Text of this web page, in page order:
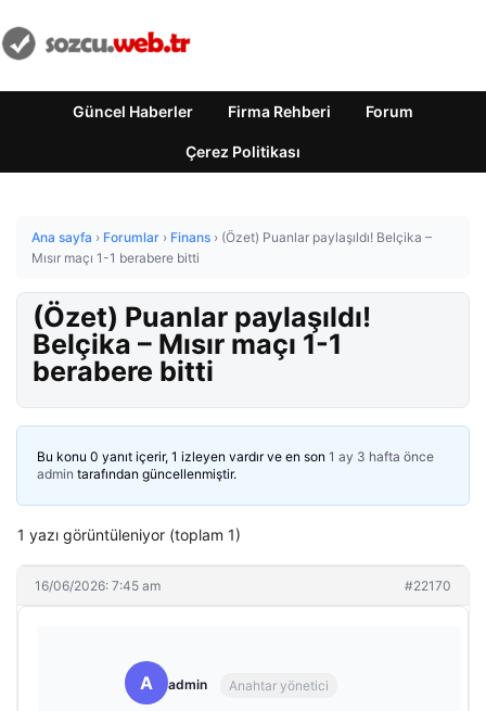
Güncel Haberler Firma Rehberi Forum
Çerez Politikası
Ana sayfa › Forumlar › Finans › (Özet) Puanlar paylaşıldı! Belçika –
Mısır maçı 1-1 berabere bitti
(Özet) Puanlar paylaşıldı!
Belçika – Mısır maçı 1-1
berabere bitti
Bu konu 0 yanıt içerir, 1 izleyen vardır ve en son 1 ay 3 hafta önce
admin tarafından güncellenmiştir.
1 yazı görüntüleniyor (toplam 1)
16/06/2026: 7:45 am #22170
A admin Anahtar yönetici